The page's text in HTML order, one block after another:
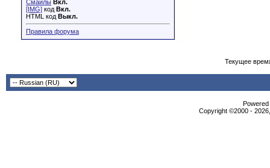
Смайлы Вкл.
[IMG] код Вкл.
HTML код Выкл.
Правила форума
Текущее
Copyright ©2000 -